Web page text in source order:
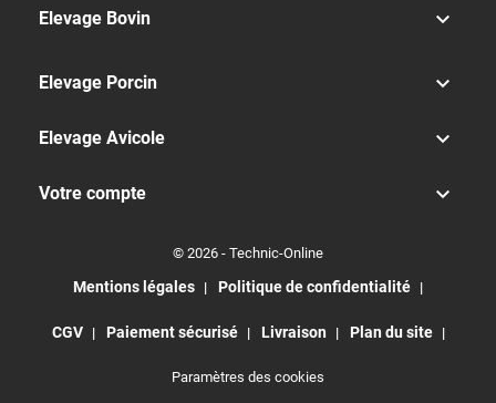
Elevage Bovin 
Elevage Porcin 
Elevage Avicole 
Votre compte 
© 2026 - Technic-Online
Mentions légales Politique de confidentialité
CGV Paiement sécurisé Livraison Plan du site
Paramètres des cookies